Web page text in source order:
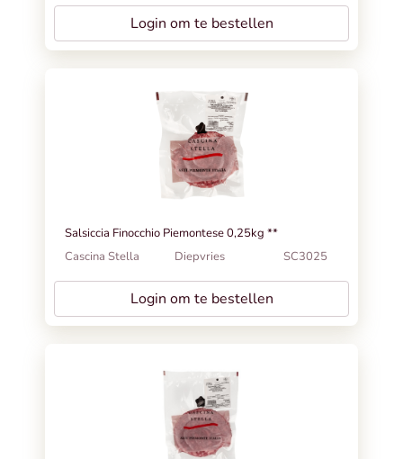
Login om te bestellen
Salsiccia Finocchio Piemontese 0,25kg **
Cascina Stella
Diepvries SC3025
Login om te bestellen